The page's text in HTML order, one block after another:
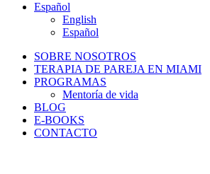
Español
English
Español
SOBRE NOSOTROS
TERAPIA DE PAREJA EN MIAMI
PROGRAMAS
Mentoría de vida
BLOG
E-BOOKS
CONTACTO